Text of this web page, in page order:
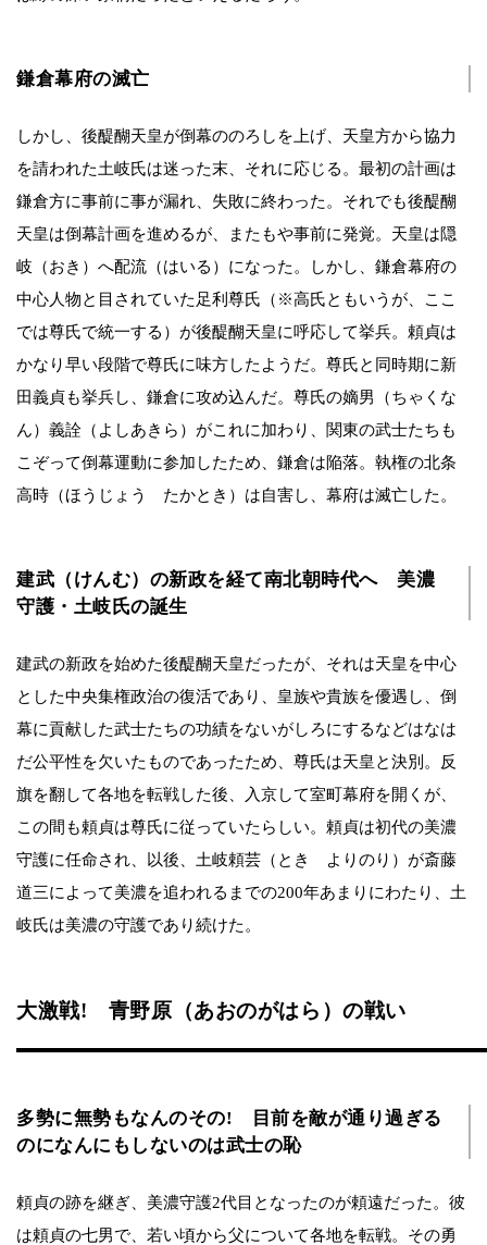
鎌倉幕府の滅亡
しかし、後醍醐天皇が倒幕ののろしを上げ、天皇方から協力
を請われた土岐氏は迷った末、それに応じる。最初の計画は
鎌倉方に事前に事が漏れ、失敗に終わった。それでも後醍醐
天皇は倒幕計画を進めるが、またもや事前に発覚。天皇は隠
岐（おき）へ配流（はいる）になった。しかし、鎌倉幕府の
中心人物と目されていた足利尊氏（※高氏ともいうが、ここ
では尊氏で統一する）が後醍醐天皇に呼応して挙兵。頼貞は
かなり早い段階で尊氏に味方したようだ。尊氏と同時期に新
田義貞も挙兵し、鎌倉に攻め込んだ。尊氏の嫡男（ちゃくな
ん）義詮（よしあきら）がこれに加わり、関東の武士たちも
こぞって倒幕運動に参加したため、鎌倉は陥落。執権の北条
高時（ほうじょう たかとき）は自害し、幕府は滅亡した。
建武（けんむ）の新政を経て南北朝時代へ 美濃
守護・土岐氏の誕生
建武の新政を始めた後醍醐天皇だったが、それは天皇を中心
とした中央集権政治の復活であり、皇族や貴族を優遇し、倒
幕に貢献した武士たちの功績をないがしろにするなどはなは
だ公平性を欠いたものであったため、尊氏は天皇と決別。反
旗を翻して各地を転戦した後、入京して室町幕府を開くが、
この間も頼貞は尊氏に従っていたらしい。頼貞は初代の美濃
守護に任命され、以後、土岐頼芸（とき よりのり）が斎藤
道三によって美濃を追われるまでの200年あまりにわたり、土
岐氏は美濃の守護であり続けた。
大激戦! 青野原（あおのがはら）の戦い
多勢に無勢もなんのその! 目前を敵が通り過ぎる
のになんにもしないのは武士の恥
頼貞の跡を継ぎ、美濃守護2代目となったのが頼遠だった。彼
は頼貞の七男で、若い頃から父について各地を転戦。その勇